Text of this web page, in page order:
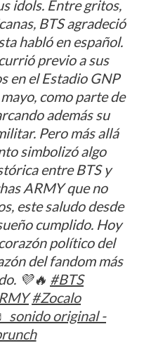
idols. Entre gritos,
BTS agradeció
habló en español.
previo a sus
en el Estadio GNP
como parte de
además su
Pero más allá
simbolizó algo
entre BTS y
ARMY que no
este saludo desde
cumplido. Hoy
político del
del fandom más
💜🔥 #BTS
#Zocalo
sonido original -